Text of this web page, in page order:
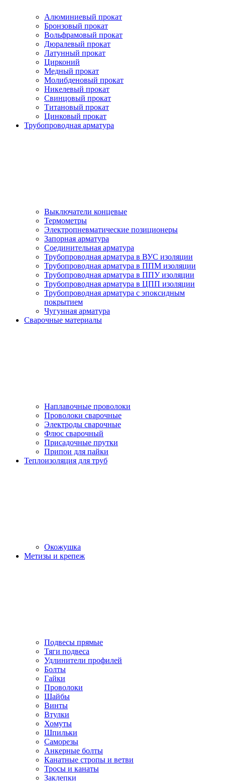
Алюминиевый прокат
Бронзовый прокат
Вольфрамовый прокат
Дюралевый прокат
Латунный прокат
Цирконий
Медный прокат
Молибденовый прокат
Никелевый прокат
Свинцовый прокат
Титановый прокат
Цинковый прокат
Трубопроводная арматура
Выключатели концевые
Термометры
Электропневматические позиционеры
Запорная арматура
Соединительная арматура
Трубопроводная арматура в ВУС изоляции
Трубопроводная арматура в ППМ изоляции
Трубопроводная арматура в ППУ изоляции
Трубопроводная арматура в ЦПП изоляции
Трубопроводная арматура с эпоксидным
покрытием
Чугунная арматура
Сварочные материалы
Наплавочные проволоки
Проволоки сварочные
Электроды сварочные
Флюс сварочный
Присадочные прутки
Припои для пайки
Теплоизоляция для труб
Окожушка
Метизы и крепеж
Подвесы прямые
Тяги подвеса
Удлинители профилей
Болты
Гайки
Проволоки
Шайбы
Винты
Втулки
Хомуты
Шпильки
Саморезы
Анкерные болты
Канатные стропы и ветви
Тросы и канаты
Заклепки